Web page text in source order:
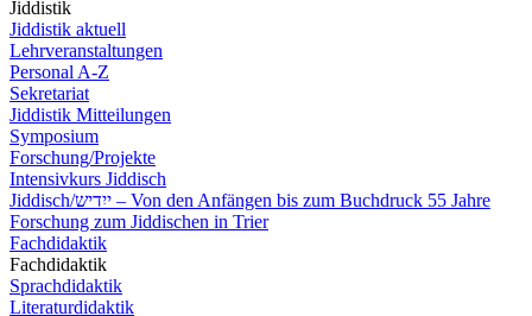
Jiddistik
Jiddistik aktuell
Lehrveranstaltungen
Personal A-Z
Sekretariat
Jiddistik Mitteilungen
Symposium
Forschung/Projekte
Intensivkurs Jiddisch
Jiddisch/ייִדיש – Von den Anfängen bis zum Buchdruck 55 Jahre
Forschung zum Jiddischen in Trier
Fachdidaktik
Fachdidaktik
Sprachdidaktik
Literaturdidaktik